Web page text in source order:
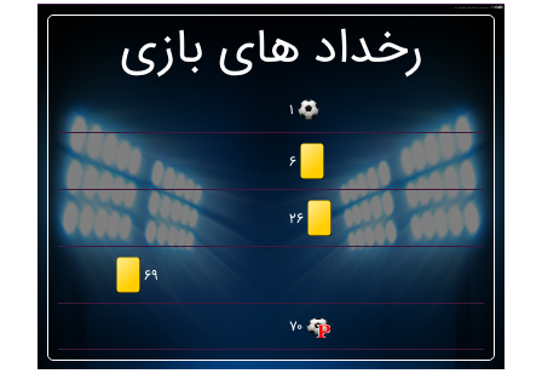
رخداد های بازی
۱
۶
۲۶
۶۹
۷۰